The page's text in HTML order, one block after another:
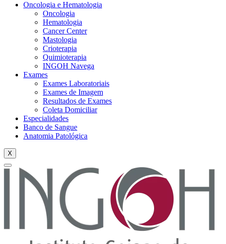
Oncologia e Hematologia
Oncologia
Hematologia
Cancer Center
Mastologia
Crioterapia
Quimioterapia
INGOH Navega
Exames
Exames Laboratoriais
Exames de Imagem
Resultados de Exames
Coleta Domiciliar
Especialidades
Banco de Sangue
Anatomia Patológica
X